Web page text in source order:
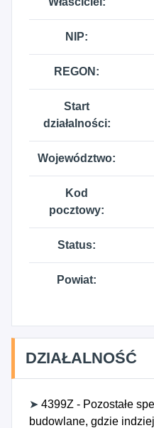
NIP:
REGON:
Start
działalności:
Województwo:
Kod
pocztowy:
Status:
Powiat:
DZIAŁALNOŚĆ
➤ 4399Z - Pozostałe
budowlane, gdzie